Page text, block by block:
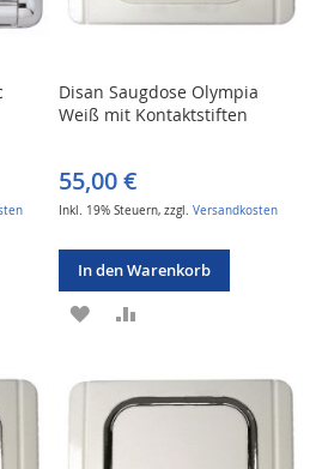
Disan Saugdose Olympia
Weiß mit Kontaktstiften
55,00 €
Inkl. 19% Steuern,zzgl.Versandkosten
In den Warenkorb
ZUR
HINZUFÜGEN
HINZUFÜGEN